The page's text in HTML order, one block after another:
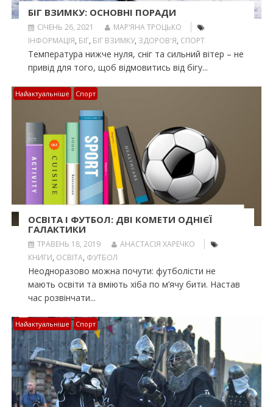
БІГ ВЗИМКУ: ОСНОВНІ ПОРАДИ
СІЧЕНЬ 26, 2021
МАР’ЯНА ТРОЦЬКО
ІНФОРМАЦІЯ, БІГ, БІГ ВЗИМКУ, ЗДОРОВ'Я, СПОРТ
Температура нижче нуля, сніг та сильний вітер – не
привід для того, щоб відмовитись від бігу...
Найактуальніше Спорт
ОСВІТА І ФУТБОЛ: ДВІ КОМЕТИ ОДНІЄЇ
ГАЛАКТИКИ
ТРАВЕНЬ 18, 2019
АНАСТАСІЯ ХАРЕЧКО
КНИГИ, ОСВІТА, ФУТБОЛ
Неодноразово можна почути: футболісти не
мають освіти та вміють хіба по м’ячу бити. Настав
час розвінчати...
Найактуальніше Спорт